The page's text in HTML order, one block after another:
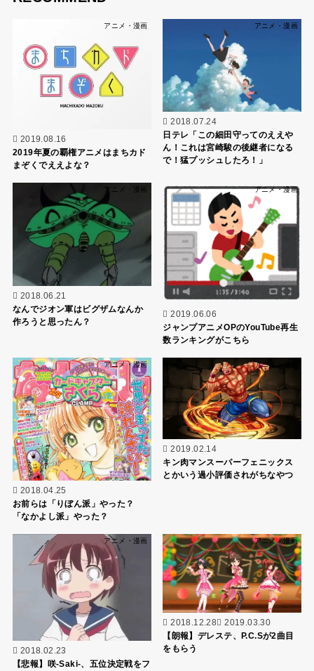
アニメ・漫画
2019.08.16
2019年夏の覇権アニメはまちカド
まぞくでええよな？
アニメ・漫画
2018.07.24
日テレ「この細田守ってのええや
ん！これは宮崎駿の後継者になる
で！猛プッシュしたろ！」
アニメ・漫画
2018.06.21
なんでジオン軍はビグザムなんか
作ろうと思ったん？
アニメ・漫画
2019.06.06
ジャンプアニメOPのYouTube再生
数ランキングがこちら
アニメ・漫画
2018.04.25
お前らは「りぼん派」やった？
「なかよし派」やった？
アニメ・漫画
2019.02.14
キン肉マンスーパーフェニックス
とかいう過小評価されがちなやつ
アニメ・漫画
2018.02.23
【悲報】咲-Saki-、五位決定戦をフ
アニメ・漫画
2018.12.28 2019.03.30
【朗報】デレステ、P.C.Sが2曲目
をもらう